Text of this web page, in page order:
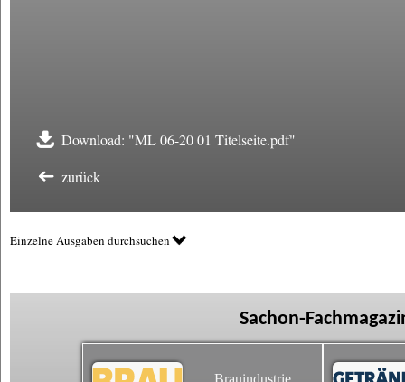
Download: "ML 06-20 01 Titelseite.pdf"
zurück
Einzelne Ausgaben durchsuchen
Sachon-
Brauindustrie